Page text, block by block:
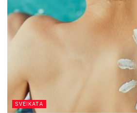
SVEIKATA